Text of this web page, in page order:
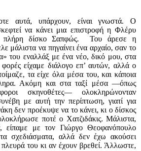
αυτά, υπάρχουν, είναι γνωστά. Ο
να κάνει μια επιστροφή η Φλέρυ
δίσκο Σαπφώς.
Του άρεσε η
μάλιστα να πηγαίνει ένα αρχαίο, σαν το
του εναλλάξ με ένα νέο, δικό μου, στα
είχαμε διάλογο επ’ αυτών, αλλά ο
τα είχε όλα μέσα του, και κάποια
Ακόμη και στα ταξί μέσα —όπως
σκηνοθέτες— ολοκληρώνονταν
με αυτή την περίπτωση, γιατί για
δεν προέκυψε να το κάνει, κι ο δίσκος
ποτέ ο Χατζιδάκις. Μάλιστα,
είπαμε με τον Γιώργο Θεοφανόπουλο
σχεδιάσματα, αλλά δεν έχω ακούσει
πλευρά του κι αν έχουν βρεθεί. Άλλωστε,